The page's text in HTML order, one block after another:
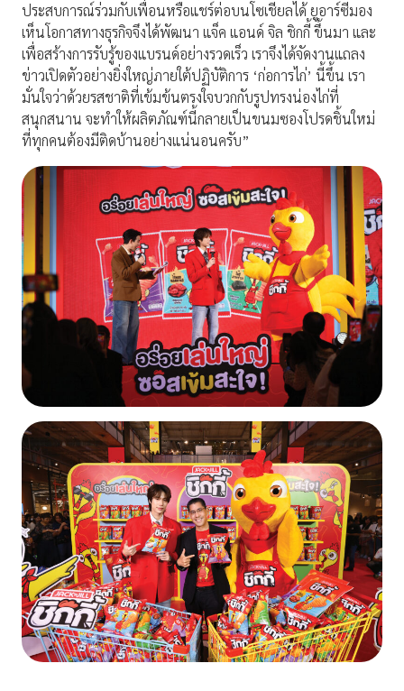
ประสบการณ์ร่วมกับเพื่อนหรือแชร์ต่อบนโซเชียลได้ ยูอาร์ซีมอง
เห็นโอกาสทางธุรกิจจึงได้พัฒนา แจ็ค แอนด์ จิล ชิกกี้ ขึ้นมา และ
เพื่อสร้างการรับรู้ของแบรนด์อย่างรวดเร็ว เราจึงได้จัดงานแถลง
ข่าวเปิดตัวอย่างยิ่งใหญ่ภายใต้ปฏิบัติการ ‘ก่อการไก่’ นี้ขึ้น เรา
มั่นใจว่าด้วยรสชาติที่เข้มข้นตรงใจบวกกับรูปทรงน่องไก่ที่
สนุกสนาน จะทำให้ผลิตภัณฑ์นี้กลายเป็นขนมซองโปรดชิ้นใหม่
ที่ทุกคนต้องมีติดบ้านอย่างแน่นอนครับ”